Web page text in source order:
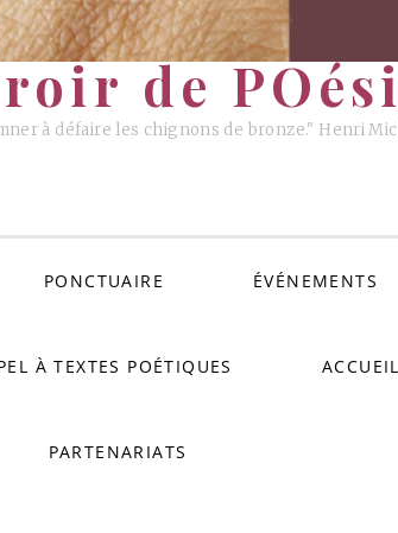
de
à défaire les chignons de bronze." Henri
PONCTUAIRE ÉVÉNEMENTS
À TEXTES POÉTIQUES
PARTENARIATS